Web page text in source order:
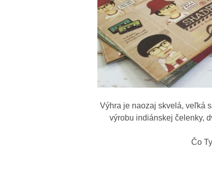
Výhra je naozaj skvelá, veľká
výrobu indiánskej čelenky,
Čo